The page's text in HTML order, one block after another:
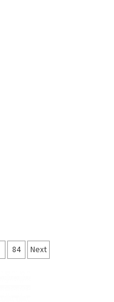
84 Next